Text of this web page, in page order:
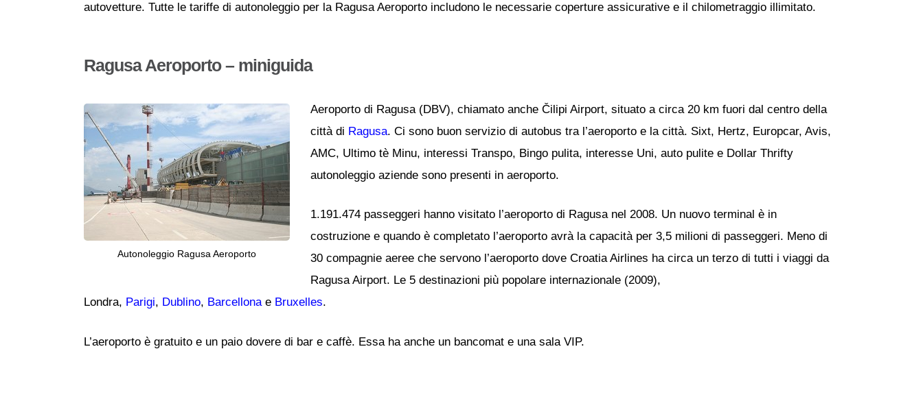
autovetture. Tutte le tariffe di autonoleggio per la Ragusa Aeroporto includono le necessarie coperture assicurative e il chilometraggio illimitato.
Ragusa Aeroporto – miniguida
Autonoleggio Ragusa Aeroporto
Aeroporto di Ragusa (DBV), chiamato anche Čilipi Airport, situato a circa 20 km fuori dal centro della
città di Ragusa. Ci sono buon servizio di autobus tra l’aeroporto e la città. Sixt, Hertz, Europcar, Avis,
AMC, Ultimo tè Minu, interessi Transpo, Bingo pulita, interesse Uni, auto pulite e Dollar Thrifty
autonoleggio aziende sono presenti in aeroporto.
1.191.474 passeggeri hanno visitato l’aeroporto di Ragusa nel 2008. Un nuovo terminal è in
costruzione e quando è completato l’aeroporto avrà la capacità per 3,5 milioni di passeggeri. Meno di
30 compagnie aeree che servono l’aeroporto dove Croatia Airlines ha circa un terzo di tutti i viaggi da
Ragusa Airport. Le 5 destinazioni più popolare internazionale (2009),
Londra, Parigi, Dublino, Barcellonae Bruxelles.
L’aeroporto è gratuito e un paio dovere di bar e caffè. Essa ha anche un bancomat e una sala VIP.